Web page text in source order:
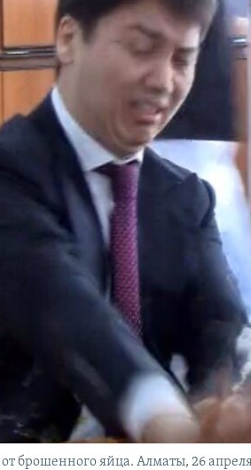
брошенного яйца. Алматы, 26 апреля